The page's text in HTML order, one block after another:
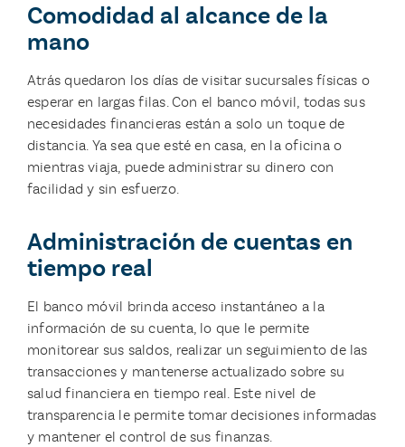
Comodidad al alcance de la
mano
Atrás quedaron los días de visitar sucursales físicas o
esperar en largas filas. Con el banco móvil, todas sus
necesidades financieras están a solo un toque de
distancia. Ya sea que esté en casa, en la oficina o
mientras viaja, puede administrar su dinero con
facilidad y sin esfuerzo.
Administración de cuentas en
tiempo real
El banco móvil brinda acceso instantáneo a la
información de su cuenta, lo que le permite
monitorear sus saldos, realizar un seguimiento de las
transacciones y mantenerse actualizado sobre su
salud financiera en tiempo real. Este nivel de
transparencia le permite tomar decisiones informadas
y mantener el control de sus finanzas.